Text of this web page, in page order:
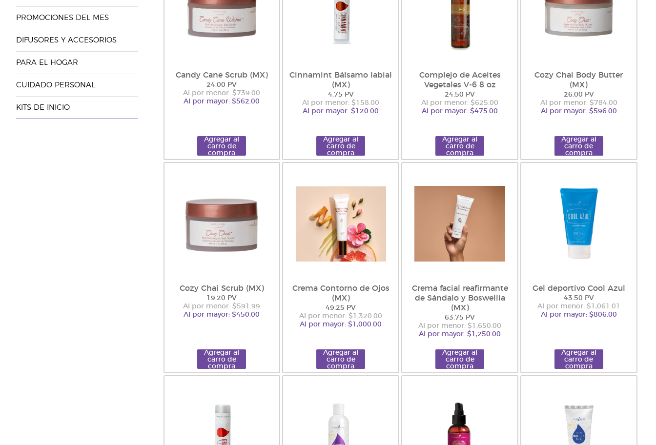
PROMOCIONES DEL MES
DIFUSORES Y ACCESORIOS
PARA EL HOGAR
CUIDADO PERSONAL
KITS DE INICIO
Candy Cane Scrub (MX)
24.00 PV
Al por menor: $739.00
Al por mayor: $562.00
Agregar al
carro de
compra
Cinnamint Bálsamo labial
(MX)
4.75 PV
Al por menor: $158.00
Al por mayor: $120.00
Agregar al
carro de
compra
Complejo de Aceites
Vegetales V-6 8 oz
24.50 PV
Al por menor: $625.00
Al por mayor: $475.00
Agregar al
carro de
compra
Cozy Chai Body Butter
(MX)
26.00 PV
Al por menor: $784.00
Al por mayor: $596.00
Agregar al
carro de
compra
Cozy Chai Scrub (MX)
19.20 PV
Al por menor: $591.99
Al por mayor: $450.00
Agregar al
carro de
compra
Crema Contorno de Ojos
(MX)
49.25 PV
Al por menor: $1,320.00
Al por mayor: $1,000.00
Agregar al
carro de
compra
Crema facial reafirmante
de Sándalo y Boswellia
(MX)
63.75 PV
Al por menor: $1,650.00
Al por mayor: $1,250.00
Agregar al
carro de
compra
Gel deportivo Cool Azul
43.50 PV
Al por menor: $1,061.01
Al por mayor: $806.00
Agregar al
carro de
compra